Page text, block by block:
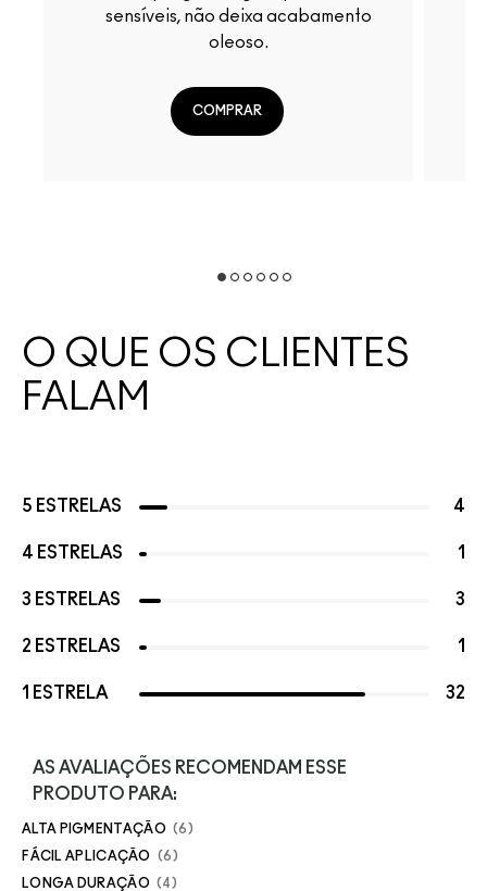
sensíveis, não deixa acabamento
oleoso.
COMPRAR
O QUE OS CLIENTES
FALAM
5 ESTRELAS 4
4 ESTRELAS 1
3 ESTRELAS 3
2 ESTRELAS 1
1 ESTRELA 32
AS AVALIAÇÕES RECOMENDAM ESSE
PRODUTO PARA:
ALTA PIGMENTAÇÃO 6
FÁCIL APLICAÇÃO 6
LONGA DURAÇÃO 4